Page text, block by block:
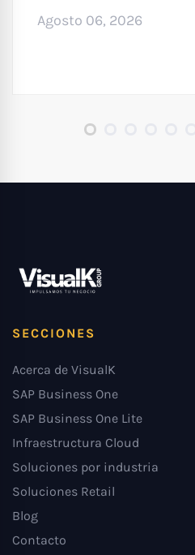
Agosto 06, 2026
SECCIONES
Acerca de VisualK
SAP Business One
SAP Business One Lite
Infraestructura Cloud
Soluciones por industria
Soluciones Retail
Blog
Contacto